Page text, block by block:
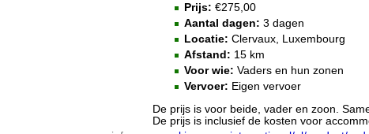
Prijs: €275,00
Aantal dagen: 3 dagen
Locatie: Clervaux, Luxembourg
Afstand: 15 km
Voor wie: Vaders en hun zonen
Vervoer: Eigen vervoer
De prijs is voor beide, vader en zoon.
De prijs is inclusief de kosten voor